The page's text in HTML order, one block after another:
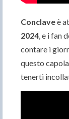
Conclaveè
2024, e i fan
contare i
questo
tenerti